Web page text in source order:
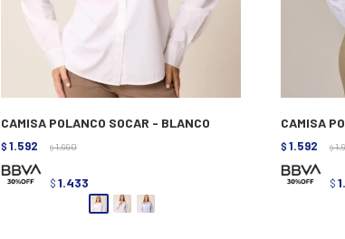
CAMISA POLANCO SOCAR - BLANCO
$ 1.592 $ 1.990
$ 1.433
CAMISA
$ 1.592 $
$